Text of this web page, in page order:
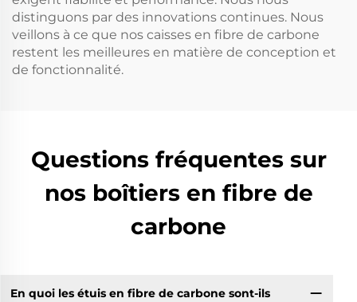
distinguons par des innovations continues. Nous
veillons à ce que nos caisses en fibre de carbone
restent les meilleures en matière de conception et
de fonctionnalité.
Questions fréquentes sur
nos boîtiers en fibre de
carbone
En quoi les étuis en fibre de carbone sont-ils